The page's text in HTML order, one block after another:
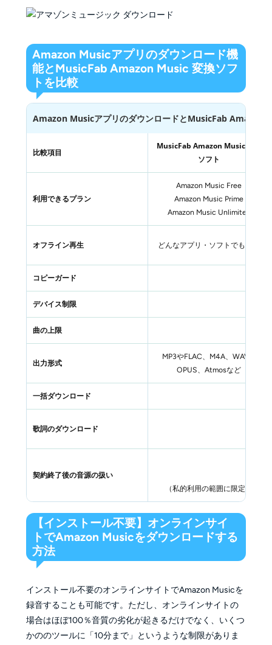
Amazon Musicアプリのダウンロード機
能とMusicFab Amazon Music 変換ソフ
トを比較
Amazon MusicアプリのダウンロードとMusicFab Amazon
比較項目
MusicFab Amazon Music 変換
ソフト
利用できるプラン
Amazon Music Free
Amazon Music Prime
Amazon Music Unlimited
オフライン再生 どんなアプリ・ソフトでも可能
コピーガード
デバイス制限
曲の上限
出力形式
MP3やFLAC、M4A、WAV、
OPUS、Atmosなど
一括ダウンロード
歌詞のダウンロード
契約終了後の音源の扱い
（私的利用の範囲に限定）
【インストール不要】オンラインサイ
トでAmazon Musicをダウンロードする
方法
インストール不要のオンラインサイトでAmazon Musicを
録音することも可能です。ただし、オンラインサイトの
場合はほぼ100％音質の劣化が起きるだけでなく、いくつ
かののツールに「10分まで」というような制限がありま